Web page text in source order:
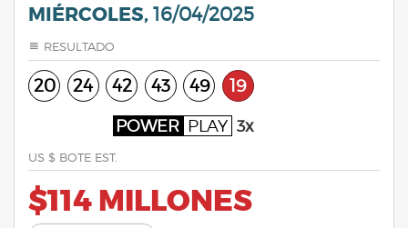
MIÉRCOLES, 16/04/2025
RESULTADO
20 24 42 43 49 19
POWER PLAY 3x
US $ BOTE EST.
$114 MILLONES